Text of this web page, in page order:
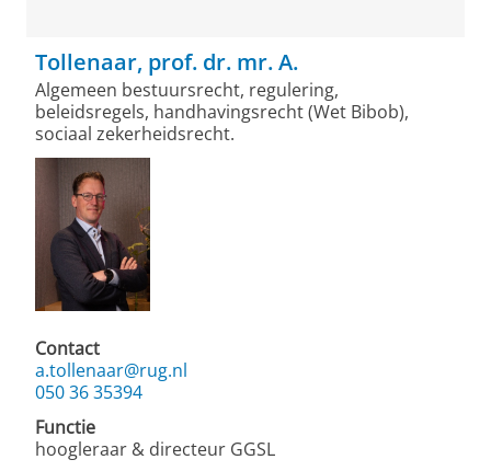
Tollenaar, prof. dr. mr. A.
Algemeen bestuursrecht, regulering,
beleidsregels, handhavingsrecht (Wet Bibob),
sociaal zekerheidsrecht.
Contact
a.tollenaar@rug.nl
050 36 35394
Functie
hoogleraar & directeur GGSL